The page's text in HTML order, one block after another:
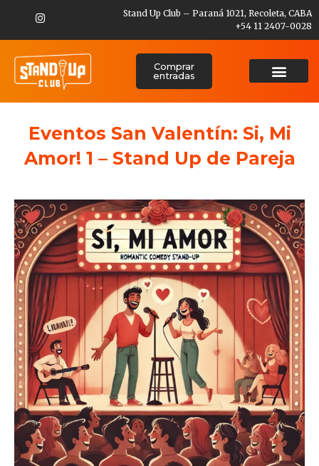
Stand Up Club – Paraná 1021, Recoleta, CABA
+54 11 2407-0028
Comprar
entradas
Eventos San Valentín: Si, Mi
Amor! 1 – Stand Up de Pareja